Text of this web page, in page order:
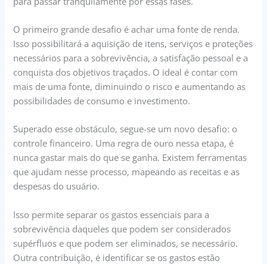
O primeiro grande desafio é achar uma fonte de renda.
Isso possibilitará a aquisição de itens, serviços e proteções
necessários para a sobrevivência, a satisfação pessoal e a
conquista dos objetivos traçados. O ideal é contar com
mais de uma fonte, diminuindo o risco e aumentando as
possibilidades de consumo e investimento.
Superado esse obstáculo, segue-se um novo desafio: o
controle financeiro. Uma regra de ouro nessa etapa, é
nunca gastar mais do que se ganha. Existem ferramentas
que ajudam nesse processo, mapeando as receitas e as
despesas do usuário.
Isso permite separar os gastos essenciais para a
sobrevivência daqueles que podem ser considerados
supérfluos e que podem ser eliminados, se necessário.
Outra contribuição, é identificar se os gastos estão